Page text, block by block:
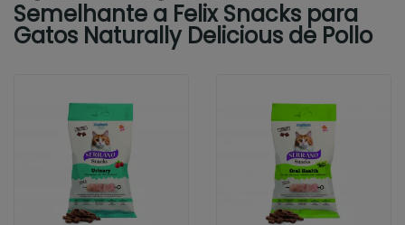
Semelhante a Felix Snacks para
Gatos Naturally Delicious de Pollo